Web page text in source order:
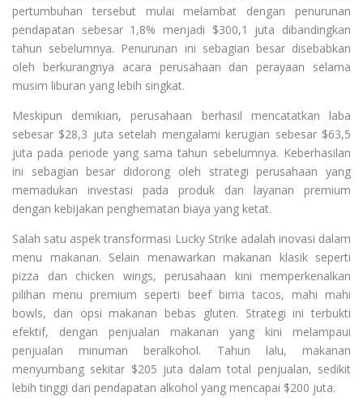
pertumbuhan tersebut mulai melambat dengan penurunan
pendapatan sebesar 1,8% menjadi $300,1 juta dibandingkan
tahun sebelumnya. Penurunan ini sebagian besar disebabkan
oleh berkurangnya acara perusahaan dan perayaan selama
musim liburan yang lebih singkat.
Meskipun demikian, perusahaan berhasil mencatatkan laba
sebesar $28,3 juta setelah mengalami kerugian sebesar $63,5
juta pada periode yang sama tahun sebelumnya. Keberhasilan
ini sebagian besar didorong oleh strategi perusahaan yang
memadukan investasi pada produk dan layanan premium
dengan kebijakan penghematan biaya yang ketat.
Salah satu aspek transformasi Lucky Strike adalah inovasi dalam
menu makanan. Selain menawarkan makanan klasik seperti
pizza dan chicken wings, perusahaan kini memperkenalkan
pilihan menu premium seperti beef birria tacos, mahi mahi
bowls, dan opsi makanan bebas gluten. Strategi ini terbukti
efektif, dengan penjualan makanan yang kini melampaui
penjualan minuman beralkohol. Tahun lalu, makanan
menyumbang sekitar $205 juta dalam total penjualan, sedikit
lebih tinggi dari pendapatan alkohol yang mencapai $200 juta.